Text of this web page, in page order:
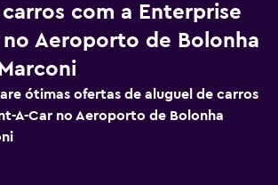
com a Enterprise
no Aeroporto de Bolonha
ótimas ofertas de aluguel de carros
A-Car no Aeroporto de Bolonha